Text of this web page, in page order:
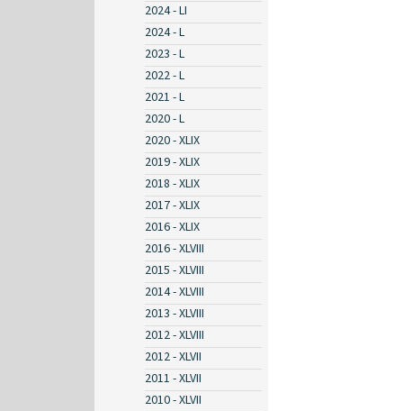
2024 - LI
2024 - L
2023 - L
2022 - L
2021 - L
2020 - L
2020 - XLIX
2019 - XLIX
2018 - XLIX
2017 - XLIX
2016 - XLIX
2016 - XLVIII
2015 - XLVIII
2014 - XLVIII
2013 - XLVIII
2012 - XLVIII
2012 - XLVII
2011 - XLVII
2010 - XLVII